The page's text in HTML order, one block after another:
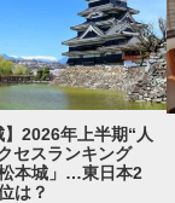
】2026年上半期“人
セスランキング
本城」…東日本2
は？